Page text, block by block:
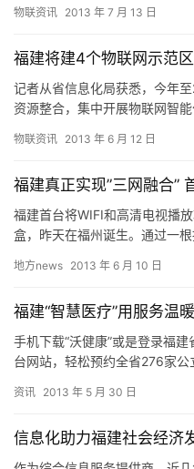
2013年度试…
物联资讯 2013 年 7 月 13 日
福建将建4个物联网示范区
记者从省信息化局获悉，今年
资源整合，集中开展物联网智
物联资讯 2013 年 6 月 12 日
福建首台将WIFI和高清电视播
盒，昨天在福州诞生。通过一
地方news 2013 年 6 月 10 日
福建“智慧医疗”用服务温
手机下载“沃健康”或是登录福
台网站，轻松预约全省276家
资讯 2013 年 5 月 30 日
信息化助力福建社会经济